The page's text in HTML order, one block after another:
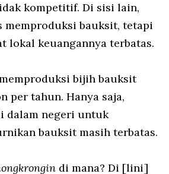
kompetitif. Di sisi lain,
memproduksi bauksit, tetapi
lokal keuangannya terbatas.
bijih bauksit
per tahun. Hanya saja,
dalam negeri untuk
bauksit masih terbatas.
di mana? Di [lini]